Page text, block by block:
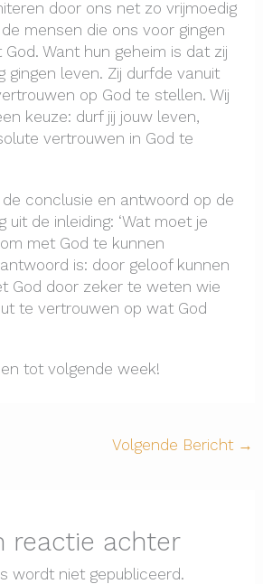
door ons net zo vrijmoedig
mensen die ons voor gingen
Want hun geheim is dat zij
gingen leven. Zij durfde vanuit
op God te stellen. Wij
keuze: durf jij jouw leven,
vertrouwen in God te
conclusie en antwoord op de
uit de inleiding: ‘Wat moet je
met God te kunnen
is: door geloof kunnen
God door zeker te weten wie
te vertrouwen op wat God
tot volgende week!
Volgende Bericht →
reactie achter
wordt niet gepubliceerd.